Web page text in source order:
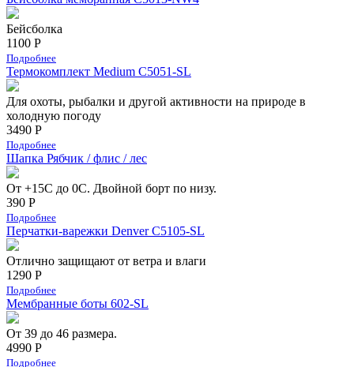
Бейсболка
1100 Р
Подробнее
Термокомплект Medium С5051-SL
Для охоты, рыбалки и другой активности на природе в
холодную погоду
3490 Р
Подробнее
Шапка Рябчик / флис / лес
От +15С до 0С. Двойной борт по низу.
390 Р
Подробнее
Перчатки-варежки Denver C5105-SL
Отлично защищают от ветра и влаги
1290 Р
Подробнее
Мембранные боты 602-SL
От 39 до 46 размера.
4990 Р
Подробнее